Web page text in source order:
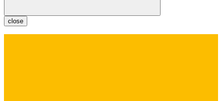
close